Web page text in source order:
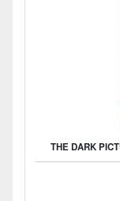
THE DARK